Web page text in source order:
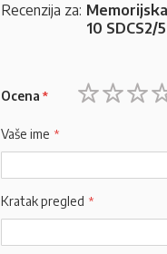
Recenzija za:
10 SDCS2/
Ocena
Vaše ime
Kratak pregled